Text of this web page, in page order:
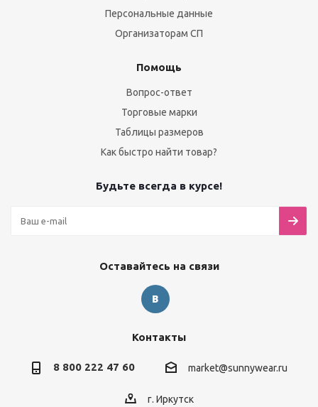
Персональные данные
Организаторам СП
Помощь
Вопрос-ответ
Торговые марки
Таблицы размеров
Как быстро найти товар?
Будьте всегда в курсе!
Оставайтесь на связи
Контакты
8 800 222 47 60 market@sunnywear.ru
г. Иркутск